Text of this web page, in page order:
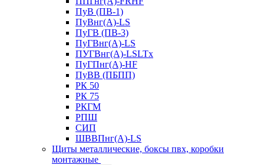
ПуВ (ПВ-1)
ПуВнг(А)-LS
ПуГВ (ПВ-3)
ПуГВнг(А)-LS
ПУГВнг(А)-LSLTx
ПуГПнг(А)-HF
ПуВВ (ПБПП)
РК 50
РК 75
РКГМ
РПШ
СИП
ШВВПнг(А)-LS
Щиты металлические, боксы пвх, коробки
монтажные